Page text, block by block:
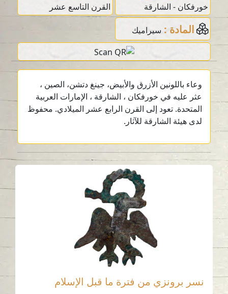
خورفكان - الشارقة القرن التاسع عشر
المادة : سيراميك
وعاء باللونين الأزرق والأبيض، جينغ دتشن، الصين ،
عثر عليه في خورفكان ، الشارقة ، الإمارات العربية
المتحدة. تعود إلى القرن الرابع عشر الميلادي. محفوظ
لدى هيئة الشارقة للآثار.
نسر برونزي من فترة ما قبل الإسلام